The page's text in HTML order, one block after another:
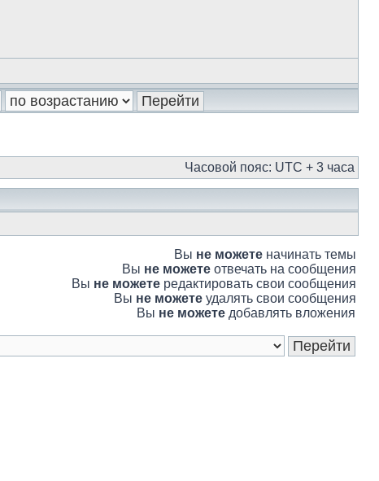
Часовой пояс: UTC + 3 часа
Вы не можете начинать темы
Вы не можете отвечать на сообщения
Вы не можете редактировать свои сообщения
Вы не можете удалять свои сообщения
Вы не можете добавлять вложения